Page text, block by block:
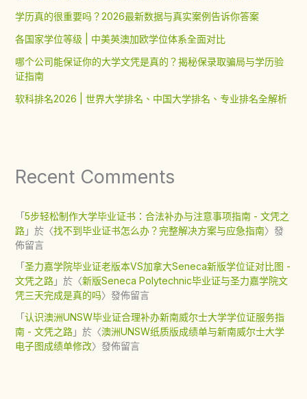
学历真的很重要吗？2026最新数据与真实案例告诉你答案
各国家学位等级 | 中美英澳加欧学位体系全面对比
哪个公司能保证你的大学文凭是真的？揭秘保录取骗局与学历验
证指南
软科排名2026 | 世界大学排名、中国大学排名、专业排名全解析
Recent Comments
「5步轻松制作大学毕业证书：合法补办与注意事项指南 - 文凭之
路」於〈找不到毕业证书怎么办？完整解决方案与应急指南〉發
佈留言
「圣力嘉学院毕业证老版本VS加拿大Seneca新版学位证对比图 -
文凭之路」於〈新版Seneca Polytechnic毕业证与圣力嘉学院文
凭三天完成是真的吗〉發佈留言
「认识澳洲UNSW毕业证合理补办新南威尔士大学学位证服务指
南 - 文凭之路」於〈澳洲UNSW纸质版成绩单与新南威尔士大学
电子图成绩单修改〉發佈留言